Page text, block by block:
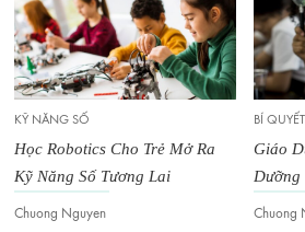
KỸ NĂNG SỐ
Học Robotics Cho Trẻ Mở Ra
Kỹ Năng Số Tương Lai
Chuong Nguyen
BÍ
Giáo
Dưỡng
Chuong